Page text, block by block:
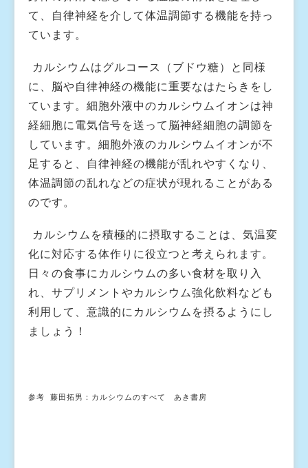
て、自律神経を介して体温調節する機能を持っ
ています。
カルシウムはグルコース（ブドウ糖）と同様
に、脳や自律神経の機能に重要なはたらきをし
ています。細胞外液中のカルシウムイオンは神
経細胞に電気信号を送って脳神経細胞の調節を
しています。細胞外液のカルシウムイオンが不
足すると、自律神経の機能が乱れやすくなり、
体温調節の乱れなどの症状が現れることがある
のです。
カルシウムを積極的に摂取することは、気温変
化に対応する体作りに役立つと考えられます。
日々の食事にカルシウムの多い食材を取り入
れ、サプリメントやカルシウム強化飲料なども
利用して、意識的にカルシウムを摂るようにし
ましょう！
参考 藤田拓男：カルシウムのすべて あき書房